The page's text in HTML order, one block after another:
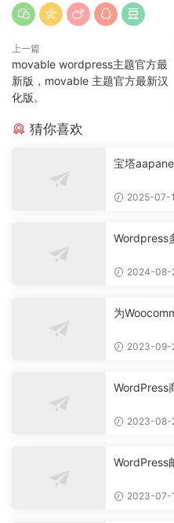
上一篇
movable wordpress主题官方最
新版，movable 主题官方最新汉
化版。
猜你喜欢
宝塔
2025-07-
Wordpress
2024-08-
为
2023-09-
WordPress
2023-08-
WordPress
2023-07-